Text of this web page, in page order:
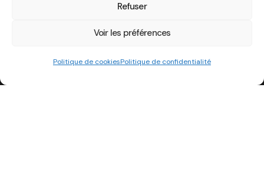
Refuser
Voir les préférences
Politique de cookiesPolitique de confidentialité